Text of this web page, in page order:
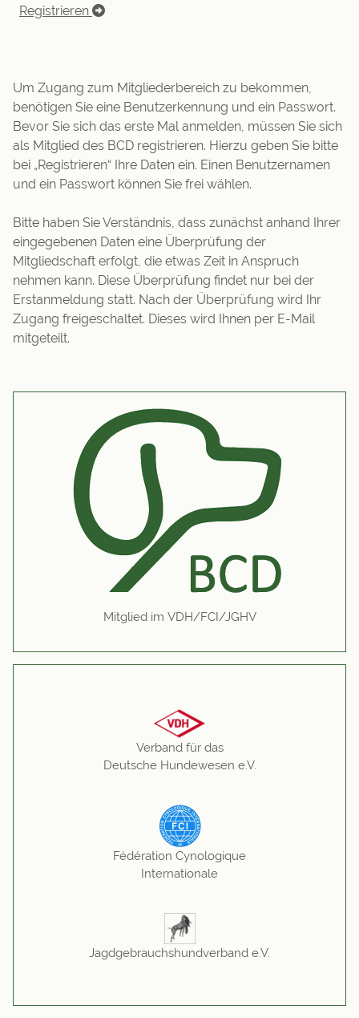
Registrieren
Um Zugang zum Mitgliederbereich zu bekommen,
benötigen Sie eine Benutzerkennung und ein Passwort.
Bevor Sie sich das erste Mal anmelden, müssen Sie sich
als Mitglied des BCD registrieren. Hierzu geben Sie bitte
bei „Registrieren“ Ihre Daten ein. Einen Benutzernamen
und ein Passwort können Sie frei wählen.
Bitte haben Sie Verständnis, dass zunächst anhand Ihrer
eingegebenen Daten eine Überprüfung der
Mitgliedschaft erfolgt, die etwas Zeit in Anspruch
nehmen kann. Diese Überprüfung findet nur bei der
Erstanmeldung statt. Nach der Überprüfung wird Ihr
Zugang freigeschaltet. Dieses wird Ihnen per E-Mail
mitgeteilt.
Mitglied im VDH/FCI/JGHV
Verband für das
Deutsche Hundewesen e.V.
Fédération Cynologique
Internationale
Jagdgebrauchshundverband e.V.